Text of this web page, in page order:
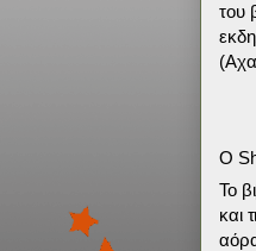
του
Ο
Το
και